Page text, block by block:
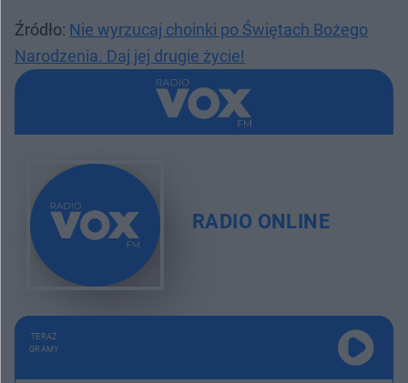
Źródło: Nie wyrzucaj choinki po Świętach Bożego
Narodzenia. Daj jej drugie życie!
RADIO ONLINE
TERAZ
GRAMY